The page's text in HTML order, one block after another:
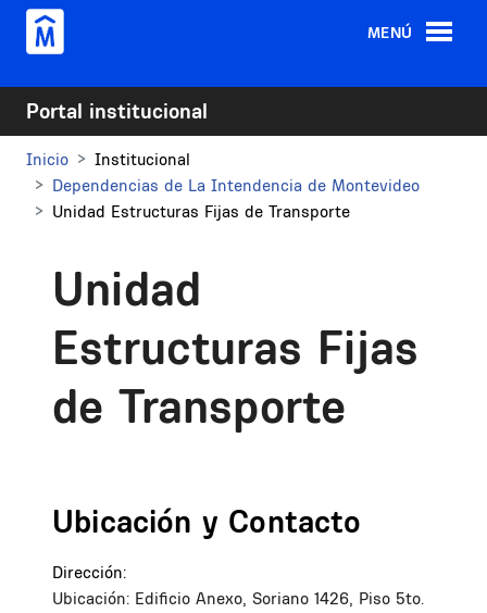
Pasar al contenido principal
MENÚ
Portal institucional
Inicio
Institucional
Dependencias de La Intendencia de Montevideo
Unidad Estructuras Fijas de Transporte
Unidad
Estructuras Fijas
de Transporte
Ubicación y Contacto
Dirección:
Ubicación: Edificio Anexo, Soriano 1426, Piso 5to.